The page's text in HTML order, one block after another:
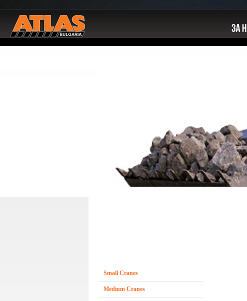
Small Cranes
Medium Cranes